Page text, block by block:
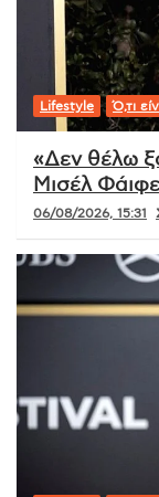
Lifestyle Ό,τι
«Δεν θέλω
Μισέλ
06/08/2026, 15:31